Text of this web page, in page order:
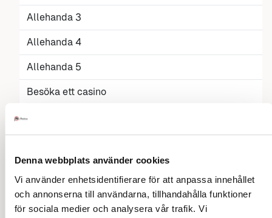
Denna webbplats använder cookies
Vi använder enhetsidentifierare för att anpassa innehållet
och annonserna till användarna, tillhandahålla funktioner
för sociala medier och analysera vår trafik. Vi
Allehanda 3
Allehanda 4
Allehanda 5
Besöka ett casino
Allehanda 7
Allehanda 9
Allehanda 10
Allehanda 11